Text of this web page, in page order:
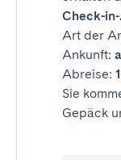
Check-
Art der
Ankunft:
Abreise:
Sie
Gepäck